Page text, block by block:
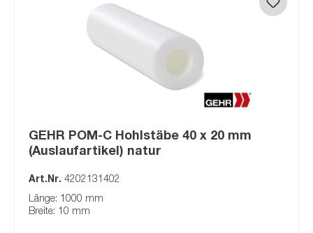
GEHR POM-C Hohlstäbe 40 x 20 mm
(Auslaufartikel) natur
Art.Nr. 4202131402
Länge: 1000 mm
Breite: 10 mm